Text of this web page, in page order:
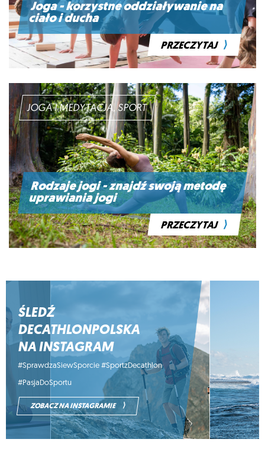
Joga - korzystne oddziaływanie na
ciało i ducha
PRZECZYTAJ ⟩
JOGA I MEDYTACJA, SPORT
Rodzaje jogi - znajdź swoją metodę
uprawiania jogi
PRZECZYTAJ ⟩
ŚLEDŹ
DECATHLONPOLSKA
NA INSTAGRAM
#SprawdzaSiewSporcie #SportzDecathlon
#PasjaDoSportu
ZOBACZ NA INSTAGRAMIE ⟩